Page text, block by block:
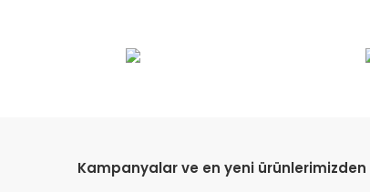
Görüş ve önerileriniz için teşekkür ederiz.
Ürün fiyatı diğer sitelerden daha pahalı.
Kampanyalar ve en yeni